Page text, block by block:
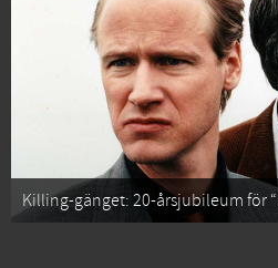
Killing-gänget: 20-årsjubileum för